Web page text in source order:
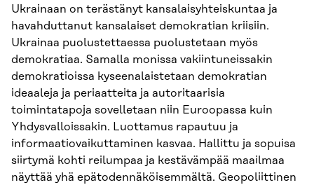
Ukrainaan on terästänyt kansalaisyhteiskuntaa ja
havahduttanut kansalaiset demokratian kriisiin.
Ukrainaa puolustettaessa puolustetaan myös
demokratiaa. Samalla monissa vakiintuneissakin
demokratioissa kyseenalaistetaan demokratian
ideaaleja ja periaatteita ja autoritaarisia
toimintatapoja sovelletaan niin Euroopassa kuin
Yhdysvalloissakin. Luottamus rapautuu ja
informaatiovaikuttaminen kasvaa. Hallittu ja sopuisa
siirtymä kohti reilumpaa ja kestävämpää maailmaa
näyttää yhä epätodennäköisemmältä. Geopoliittinen